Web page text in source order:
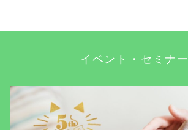
イベント・セミナー